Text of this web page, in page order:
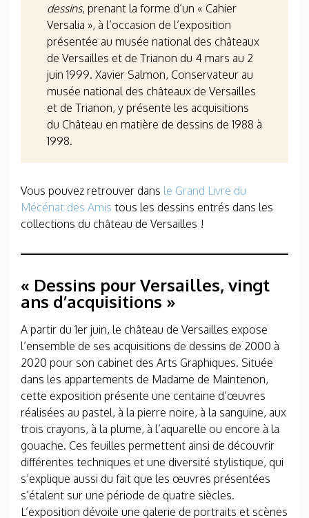
dessins, prenant la forme d’un « Cahier
Versalia », à l’occasion de l’exposition
présentée au musée national des châteaux
de Versailles et de Trianon du 4 mars au 2
juin 1999. Xavier Salmon, Conservateur au
musée national des châteaux de Versailles
et de Trianon, y présente les acquisitions
du Château en matière de dessins de 1988 à
1998.
Vous pouvez retrouver dans le Grand Livre du
Mécénat des Amis tous les dessins entrés dans les
collections du château de Versailles !
« Dessins pour Versailles, vingt
ans d’acquisitions »
A partir du 1er juin, le château de Versailles expose
l’ensemble de ses acquisitions de dessins de 2000 à
2020 pour son cabinet des Arts Graphiques. Située
dans les appartements de Madame de Maintenon,
cette exposition présente une centaine d’œuvres
réalisées au pastel, à la pierre noire, à la sanguine, aux
trois crayons, à la plume, à l’aquarelle ou encore à la
gouache. Ces feuilles permettent ainsi de découvrir
différentes techniques et une diversité stylistique, qui
s’explique aussi du fait que les œuvres présentées
s’étalent sur une période de quatre siècles.
L’exposition dévoile une galerie de portraits et scènes